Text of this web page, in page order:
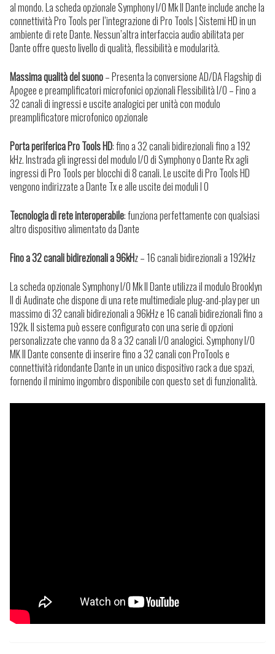
al mondo. La scheda opzionale Symphony I/O Mk II Dante include anche la
connettività Pro Tools per l’integrazione di Pro Tools | Sistemi HD in un
ambiente di rete Dante. Nessun’altra interfaccia audio abilitata per
Dante offre questo livello di qualità, flessibilità e modularità.
Massima qualità del suono– Presenta la conversione AD/DA Flagship di
Apogee e preamplificatori microfonici opzionali Flessibilità I/O – Fino a
32 canali di ingressi e uscite analogici per unità con modulo
preamplificatore microfonico opzionale
Porta periferica Pro Tools HD: fino a 32 canali bidirezionali fino a 192
kHz. Instrada gli ingressi del modulo I/O di Symphony o Dante Rx agli
ingressi di Pro Tools per blocchi di 8 canali. Le uscite di Pro Tools HD
vengono indirizzate a Dante Tx e alle uscite dei moduli I O
Tecnologia di rete interoperabile: funziona perfettamente con qualsiasi
altro dispositivo alimentato da Dante
Fino a 32 canali bidirezionali a 96kHz – 16 canali bidirezionali a 192kHz
La scheda opzionale Symphony I/O Mk II Dante utilizza il modulo Brooklyn
II di Audinate che dispone di una rete multimediale plug-and-play per un
massimo di 32 canali bidirezionali a 96kHz e 16 canali bidirezionali fino a
192k. Il sistema può essere configurato con una serie di opzioni
personalizzate che vanno da 8 a 32 canali I/O analogici. Symphony I/O
MK II Dante consente di inserire fino a 32 canali con ProTools e
connettività ridondante Dante in un unico dispositivo rack a due spazi,
fornendo il minimo ingombro disponibile con questo set di funzionalità.